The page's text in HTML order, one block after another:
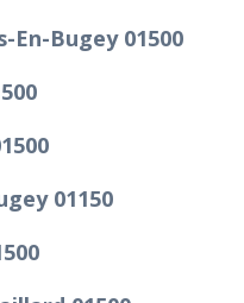
En-Bugey 01500
01150